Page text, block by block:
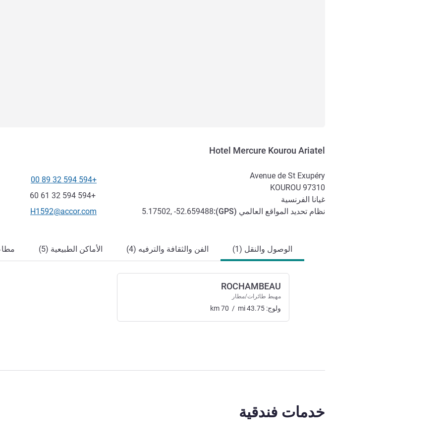
Hotel Mercure Kourou Ariatel
Avenue de St Exupéry
97310
KOUROU
غيانا الفرنسية
نظام تحديد المواقع العالمي (GPS
):
5.17502, -52.659488
الهاتف
+594 594 32 89 00
فاكس
+594 594 32 61 60
تواصل معنا عبر البريد
H1592@accor.com
الوصول والنقل (1) الفن والثقافة والترفيه (4) الأماكن الطبيعية (5)
ROCHAMBEAU
مهبط طائرات/مطار
ولوج: km70 / mi43.75
خدمات فندقية